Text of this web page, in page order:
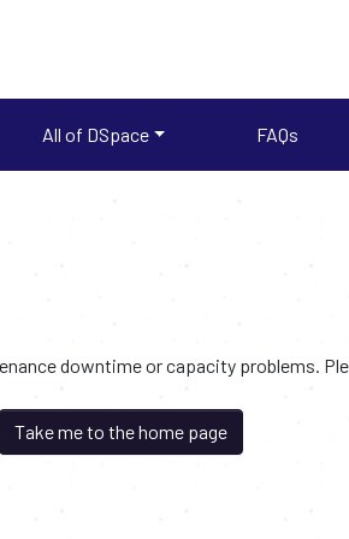
All of DSpace FAQs
downtime or capacity problems.
Take me to the home page